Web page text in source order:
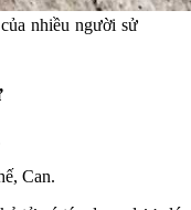
nhiều người sử
Can.